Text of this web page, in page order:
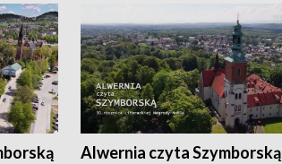
Alwernia czyta Szymborską